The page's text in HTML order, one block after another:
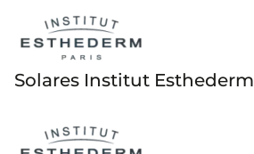
Solares Institut Esthederm